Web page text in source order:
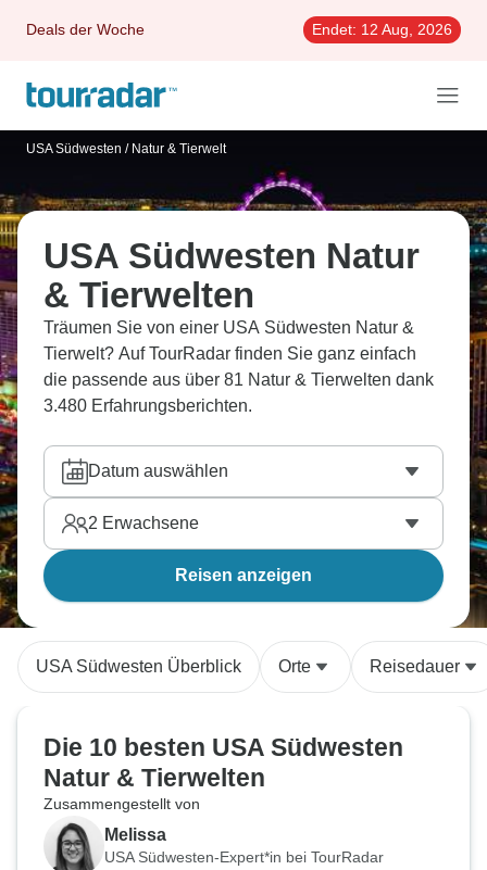
Deals der Woche Endet: 12 Aug, 2026
USA Südwesten / Natur & Tierwelt
USA Südwesten Natur
& Tierwelten
Träumen Sie von einer USA Südwesten Natur &
Tierwelt? Auf TourRadar finden Sie ganz einfach
die passende aus über 81 Natur & Tierwelten dank
3.480 Erfahrungsberichten.
Datum auswählen
2 Erwachsene
Reisen anzeigen
USA Südwesten Überblick Orte Reisedauer
Die 10 besten USA Südwesten
Natur & Tierwelten
Zusammengestellt von
Melissa
USA Südwesten-Expert*in bei TourRadar